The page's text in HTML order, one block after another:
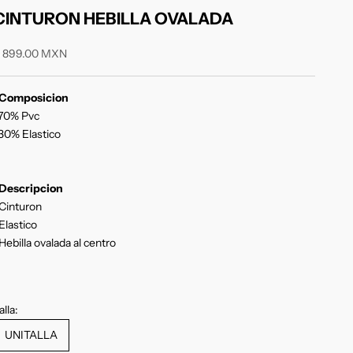
HEBILLA OVALADA
de oferta
899.00 MXN
Pvc
Elastico
ovalada al centro
UNITALLA